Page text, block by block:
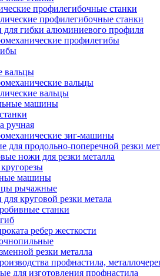
профилегибочные станки
профилегибочные станки
для гибки алюминиевого профиля
профилегибы
вальцы
вальцы
вальцы
машины
ручная
зиг-машины
для продольно-поперечной резки
ножи для резки металла
машины
рычажные
круговой резки метала
станки
ребер жесткости
резки металла
профнастила,
для изготовления профнастила